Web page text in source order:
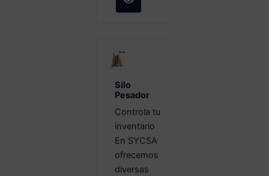
Silo
Pesador
Controla tu
inventario
En SYCSA
ofrecemos
diversas